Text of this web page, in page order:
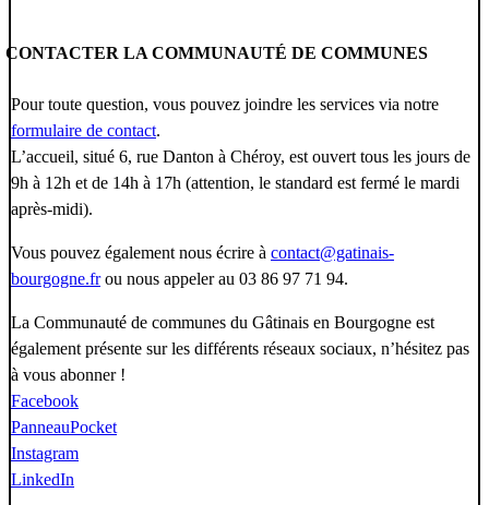
CONTACTER LA COMMUNAUTÉ DE COMMUNES
Pour toute question, vous pouvez joindre les services via notre
formulaire de contact.
L’accueil, situé 6, rue Danton à Chéroy, est ouvert tous les jours de
9h à 12h et de 14h à 17h (attention, le standard est fermé le mardi
après-midi).
Vous pouvez également nous écrire à contact@gatinais-
bourgogne.frou nous appeler au 03 86 97 71 94.
La Communauté de communes du Gâtinais en Bourgogne est
également présente sur les différents réseaux sociaux, n’hésitez pas
à vous abonner !
Facebook
PanneauPocket
Instagram
LinkedIn